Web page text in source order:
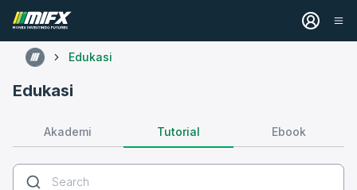
Edukasi
Edukasi
Akademi Tutorial Ebook